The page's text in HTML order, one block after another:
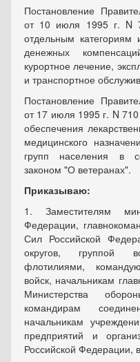
Постановление
от 10 июля 1995 г. N
отдельным категориям
денежных
курортное лечение,
и транспортное
Постановление
от 17 июля 1995 г. N
обеспечения
медицинского
групп населения в
законом "О ветеранах".
Приказываю:
1. Заместителям
Федерации,
Сил Российской
округов, группой
флотилиями,
войск, начальникам
Министерства
командирам
начальникам
предприятий и
Российской Федерации,